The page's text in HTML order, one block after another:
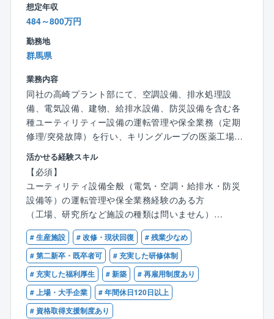
■同社の特徴：
◇エネルギー×建築×ICTの統合エンジニアリング企業
◇
同社は「企画/コンサルティング」「設計」「構築」
ソリューションを提供し続けています。
エネルギーソリューションは当然のこと、建築、不動
産、保守管理まで幅広くご提案できるのが同社の強み
です。
ループ◇
総資産21兆円、連結子会社900社、従業員数28万人を
超えるNTTグループの一員であり、9500棟超の管理物
件を有し国内外におけるグループ会社の事業を支えて
います。
充実の福利厚生、年次有給取得18日、手厚い資格支援
制度など長期に渡り就業できる環境が整っておりま
す。
想定年収
484～800万円
勤務地
群馬県
業務内容
同社の高崎プラント部にて、空調設備、排水処理設
備、電気設備、建物、給排水設備、防災設備を含む各
種ユーティリティー設備の運転管理や保全業務（定期
修理/突発故障）を行い、キリングループの医薬工場や
研究所の安定稼働を目指します。
【仕事のやりがい】
★キリングループの医薬工場や研究所に常駐し、専門
職としてファシリティマネジメントを行っていただけ
ます。
★同社が扱う食品・医薬品は、日常生活に必要不可欠
なもので、これからも絶対に無くならないものです。
案件自体は、化学プラント等と比較すると少し小さく
はなりますが、私たちの生活に密に関わってくる重要
な仕事をしているのだという非常に大きなやりがいを
感じられる仕事です。
活かせる経験スキル
【必須】
ユーティリティ設備全般（電気・空調・給排水・防災
設備等）の運転管理や保全業務経験のある方
（⼯場、研究所など施設の種類は問いません）
【歓迎】
（資格）
〇第三種電気主任技術者
〇エネルギー管理士
〇ボイラー技士
〇電気工事士
# 生産施設 # 改修・現状回復
# 残業少なめ
# 第二新卒・既卒者可
# 充実した研修体制
# 充実した福利厚生
# 新築
# 再雇用制度あり
# 上場・大手企業
# 年間休日120日以上
# 資格取得支援制度あり